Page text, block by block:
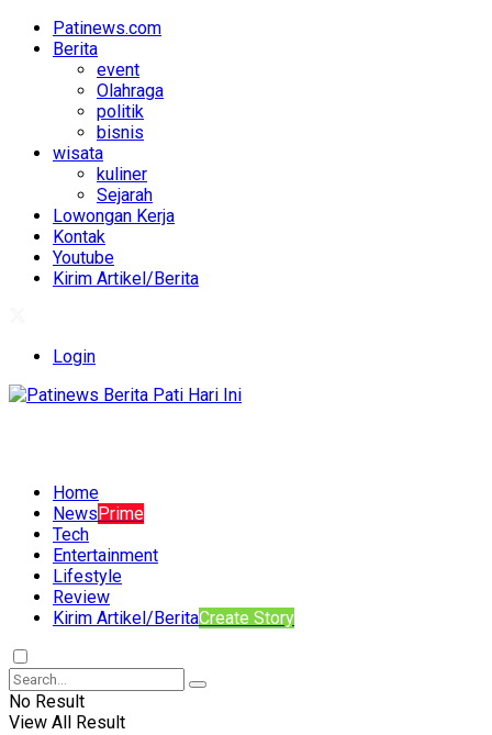
Patinews.com
Berita
event
Olahraga
politik
bisnis
wisata
kuliner
Sejarah
Lowongan Kerja
Kontak
Youtube
Kirim Artikel/Berita
Login
Home
NewsPrime
Tech
Entertainment
Lifestyle
Review
Kirim Artikel/BeritaCreate Story
No Result
View All Result